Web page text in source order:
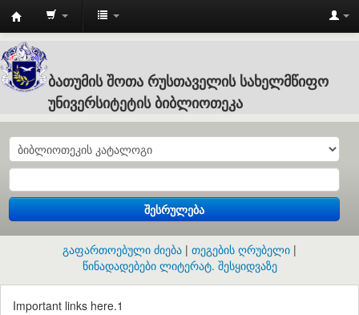
Batumi
Shota
Rustaveli
State
University
ბათუმის
შოთა
რუსთაველის
სახელმწიფო
უნივერსიტეტის
ბიბლიოთეკა
ბათუმის შოთა რუსთაველის სახელმწიფო
უნივერსიტეტის ბიბლიოთეკა
შესრულება
გაფართოებული ძიება თეგების ღრუბელი
წინადადებები ლიტერატ. შესყიდვაზე
Important links here.1